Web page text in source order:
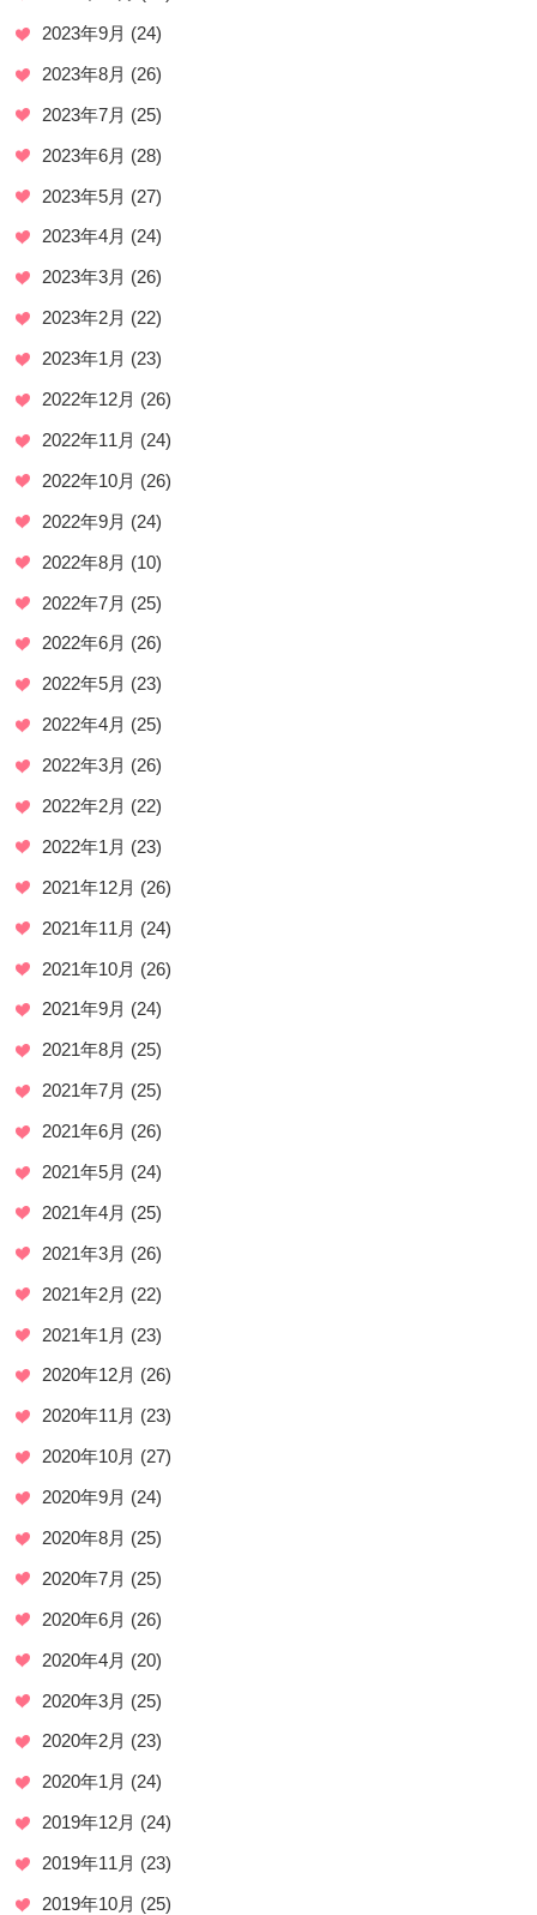
2023年9月 (24)
2023年8月 (26)
2023年7月 (25)
2023年6月 (28)
2023年5月 (27)
2023年4月 (24)
2023年3月 (26)
2023年2月 (22)
2023年1月 (23)
2022年12月 (26)
2022年11月 (24)
2022年10月 (26)
2022年9月 (24)
2022年8月 (10)
2022年7月 (25)
2022年6月 (26)
2022年5月 (23)
2022年4月 (25)
2022年3月 (26)
2022年2月 (22)
2022年1月 (23)
2021年12月 (26)
2021年11月 (24)
2021年10月 (26)
2021年9月 (24)
2021年8月 (25)
2021年7月 (25)
2021年6月 (26)
2021年5月 (24)
2021年4月 (25)
2021年3月 (26)
2021年2月 (22)
2021年1月 (23)
2020年12月 (26)
2020年11月 (23)
2020年10月 (27)
2020年9月 (24)
2020年8月 (25)
2020年7月 (25)
2020年6月 (26)
2020年4月 (20)
2020年3月 (25)
2020年2月 (23)
2020年1月 (24)
2019年12月 (24)
2019年11月 (23)
2019年10月 (25)